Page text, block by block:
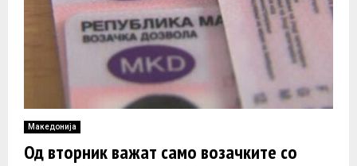
Македонија
Од вторник важат само возачките со